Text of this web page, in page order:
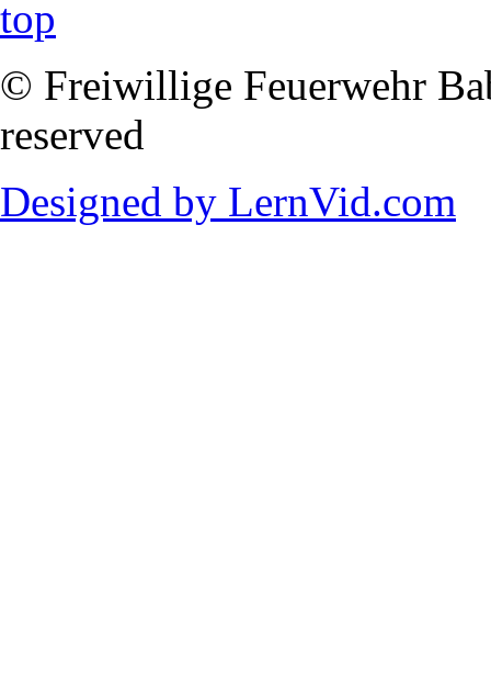
© Freiwillige Feuerwehr
reserved
Designed by LernVid.com